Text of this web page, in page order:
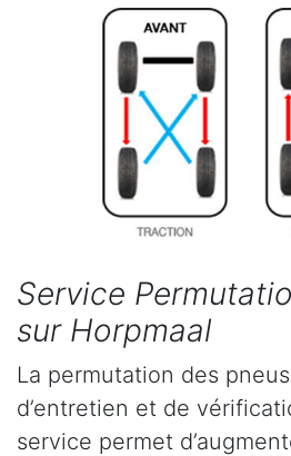
Service
sur Horpmaal
La permutation des
d’entretien et de
service permet